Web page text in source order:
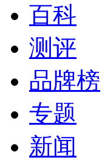
百科
测评
品牌榜
专题
新闻